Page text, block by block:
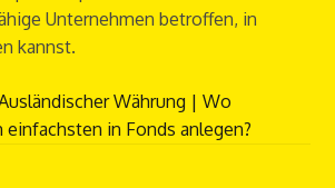
Unternehmen betroffen, in
kannst.
Währung | Wo
einfachsten in Fonds anlegen?